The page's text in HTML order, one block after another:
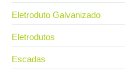
Eletroduto Galvanizado
Eletrodutos
Escadas